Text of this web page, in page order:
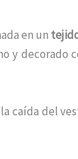
en un
y decorado
caída del